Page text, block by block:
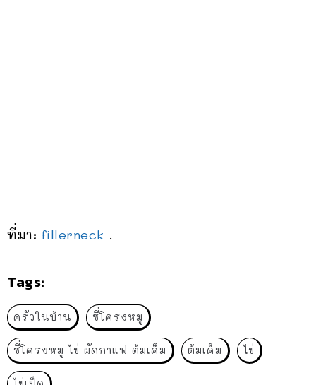
ที่มา: fillerneck .
Tags:
ครัวในบ้าน ซี่โครงหมู
ซี่โครงหมู ไข่ ผัดกาแฟ ต้มเค็ม ต้มเค็ม ไข่